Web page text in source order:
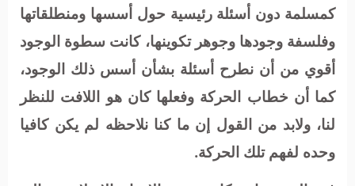
كمسلمة دون أسئلة رئيسية حول أسسها ومنطلقاتها
وفلسفة وجودها وجوهر تكوينها، كانت سطوة الوجود
أقوي من أن نطرح أسئلة بشأن أسس ذلك الوجود،
كما أن خطاب الحركة وفعلها كان هو اللافت للنظر
لنا، ولابد من القول إن ما كنا نلاحظه لم يكن كافيا
وحده لفهم تلك الحركة.